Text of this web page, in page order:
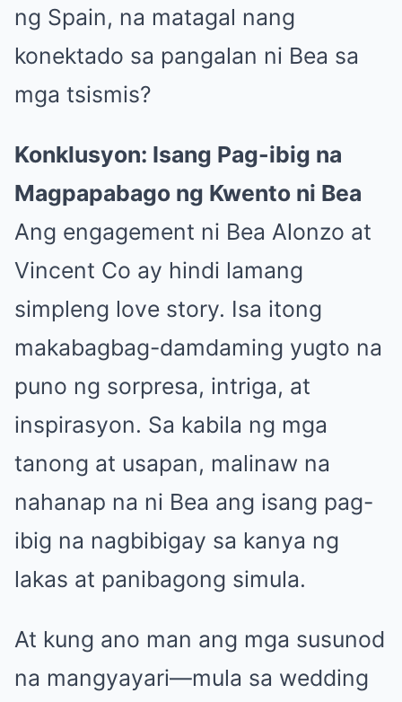
ng Spain, na matagal nang
konektado sa pangalan ni Bea sa
mga tsismis?
Konklusyon: Isang Pag-ibig na
Magpapabago ng Kwento ni Bea
Ang engagement ni Bea Alonzo at
Vincent Co ay hindi lamang
simpleng love story. Isa itong
makabagbag-damdaming yugto na
puno ng sorpresa, intriga, at
inspirasyon. Sa kabila ng mga
tanong at usapan, malinaw na
nahanap na ni Bea ang isang pag-
ibig na nagbibigay sa kanya ng
lakas at panibagong simula.
At kung ano man ang mga susunod
na mangyayari—mula sa wedding